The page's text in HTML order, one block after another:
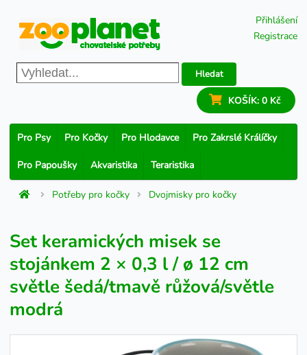
Přihlášení
Registrace
Hledat
KOŠÍK: 0 Kč
Pro Psy Pro Kočky Pro Hlodavce Pro Zakrslé Králíčky
Pro Papoušky Akvaristika Teraristika
Potřeby pro kočky Dvojmisky pro kočky
Set keramických misek se
stojánkem 2 × 0,3 l / ø 12 cm
světle šedá/tmavě růžová/světle
modrá